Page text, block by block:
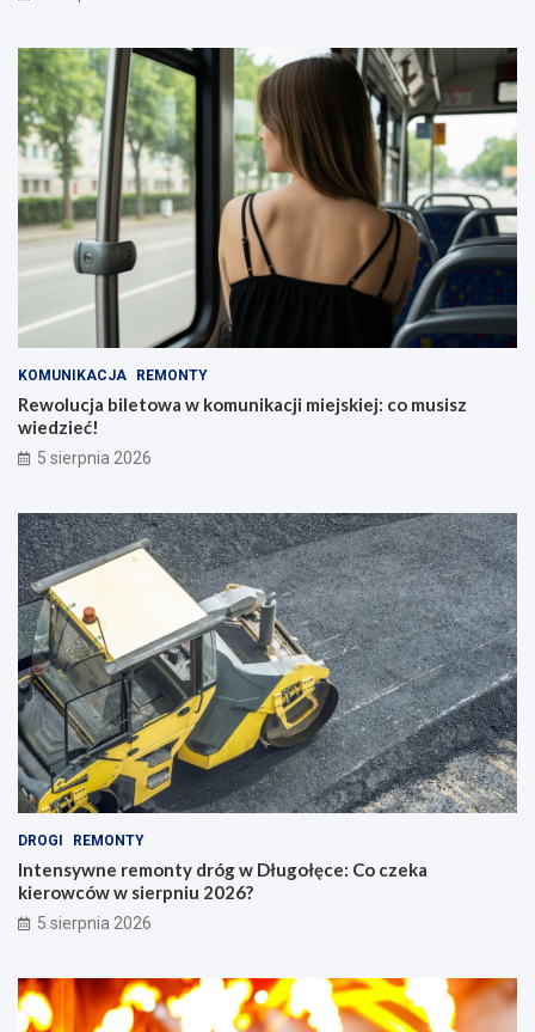
KOMUNIKACJA REMONTY
Rewolucja biletowa w komunikacji miejskiej: co musisz
wiedzieć!
5 sierpnia 2026
DROGI REMONTY
Intensywne remonty dróg w Długołęce: Co czeka
kierowców w sierpniu 2026?
5 sierpnia 2026